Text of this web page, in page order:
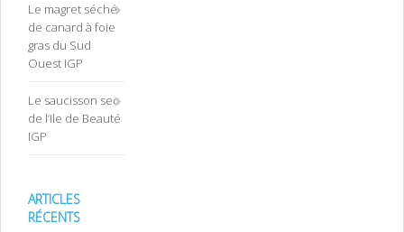
Le magret séché
de canard à foie
gras du Sud
Ouest IGP
Le saucisson sec
de l’Ile de Beauté
IGP
ARTICLES
RÉCENTS